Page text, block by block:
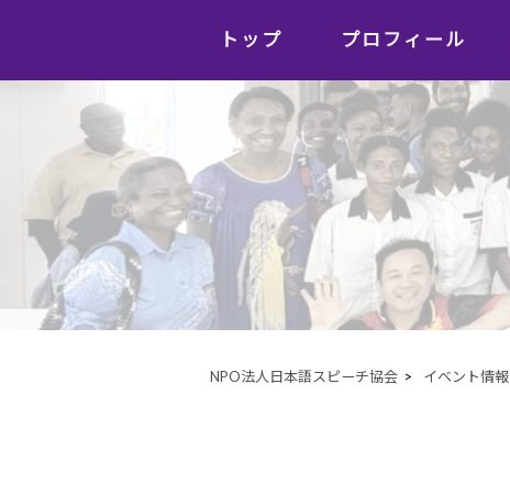
トップ プロフィール
NPO法人日本語スピーチ協会 > イベント情報